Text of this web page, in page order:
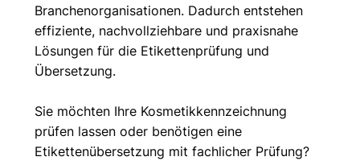
Branchenorganisationen. Dadurch entstehen
effiziente, nachvollziehbare und praxisnahe
Lösungen für die Etikettenprüfung und
Übersetzung.
Sie möchten Ihre Kosmetikkennzeichnung
prüfen lassen oder benötigen eine
Etikettenübersetzung mit fachlicher Prüfung?